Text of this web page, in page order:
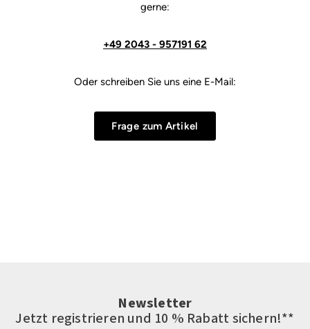
gerne:
+49 2043 - 957191 62
Oder schreiben Sie uns eine E-Mail:
Frage zum Artikel
Newsletter
Jetzt registrieren und 10 % Rabatt sichern!**